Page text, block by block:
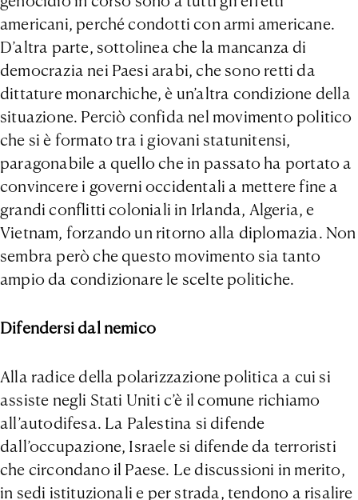
americani, perché condotti con armi americane.
D’altra parte, sottolinea che la mancanza di
democrazia nei Paesi arabi, che sono retti da
dittature monarchiche, è un’altra condizione della
situazione. Perciò confida nel movimento politico
che si è formato tra i giovani statunitensi,
paragonabile a quello che in passato ha portato a
convincere i governi occidentali a mettere fine a
grandi conflitti coloniali in Irlanda, Algeria, e
Vietnam, forzando un ritorno alla diplomazia. Non
sembra però che questo movimento sia tanto
ampio da condizionare le scelte politiche.
Difendersi dal nemico
Alla radice della polarizzazione politica a cui si
assiste negli Stati Uniti c’è il comune richiamo
all’autodifesa. La Palestina si difende
dall’occupazione, Israele si difende da terroristi
che circondano il Paese. Le discussioni in merito,
in sedi istituzionali e per strada, tendono a risalire